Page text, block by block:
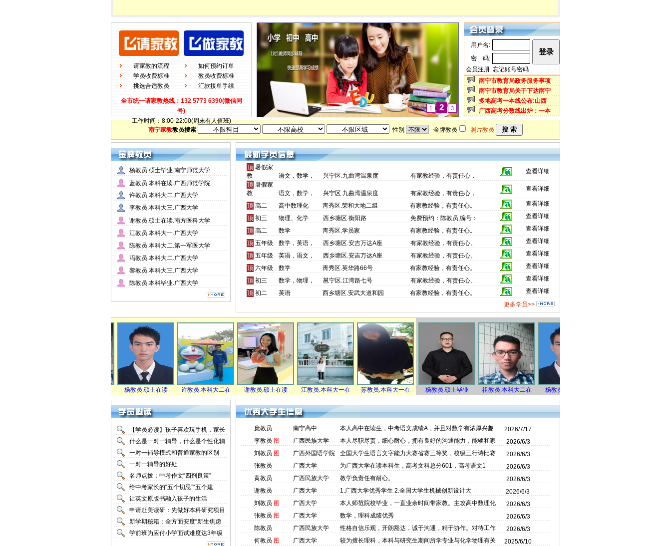
请家教的流程
学员收费标准
挑选合适教员
如何预约订单
教员收费标准
汇款接单手续
全市统一请家教热线：132 5773 6390(微信同
号)
工作时间：8:00-22:00(周末有人值班)
1 2 3
用户名:
密 码:
会员注册 忘记账号密码
南宁市教育局政务服务事项
南宁市教育局关于下达南宁
多地高考一本线公布:山西
广西高考分数线出炉：一本
南宁家教教员搜索 性别 金牌教员 照片教员
杨教员.硕士毕业.南宁师范大学
蓝教员.本科在读.广西师范学院
许教员.本科大二.广西大学
李教员.本科大三.广西大学
谢教员.硕士在读.南方医科大学
江教员.本科大一.广西大学
陈教员.本科大二.第一军医大学
冯教员.本科大二.广西大学
黎教员.本科大三.广西大学
陈教员.本科毕业.广西大学
顶 暑假家
教
语文，数学， 兴宁区.九曲湾温泉度 有家教经验，有责任心，
查看详细
顶 暑假家
教
语文，数学， 兴宁区.九曲湾温泉度 有家教经验，有责任心，
查看详细
顶 高二 高中数理化 靑秀区.荣和大地二组 有家教经验，有责任心。 查看详细
顶 初三 物理、化学 西乡塘区.衡阳路 免费预约：陈教员,编号： 查看详细
顶 高二 数学 靑秀区.学员家 有家教经验，有责任心。 查看详细
顶 五年级 数学，英语， 西乡塘区.安吉万达A座 有家教经验，有责任心。 查看详细
顶 五年级 英语，语文， 西乡塘区.安吉万达A座 有家教经验，有责任心。 查看详细
顶 六年级 数学 靑秀区.英华路66号 有家教经验，有责任心。 查看详细
顶 初三 数学，物理， 邕宁区.江湾路七号 有家教经验，有责任心。 查看详细
顶 初二 英语 西乡塘区.安武大道和园 有家教经验，有责任心。
查看详细
更多学员>>
杨教员.硕士在读 许教员.本科大二在 谢教员.硕士在读 江教员.本科大一在 苏教员.本科大一在 杨教员.硕士毕业 祖教员.本科大二在 杨教员.硕士在读
【学员必读】孩子喜欢玩手机，家长
什么是一对一辅导，什么是个性化辅
一对一辅导模式和普通家教的区别
一对一辅导的好处
名师点拨：中考作文“四剂良策”
给中考家长的“五个切忌”“五个建
让英文原版书融入孩子的生活
申请赴美读研：先做好本科研究项目
新学期秘籍：全方面安度“新生焦虑
学前班为应付小学面试难度达3年级
庞教员 南宁高中 本人高中在读生，中考语文成绩A，并且对数学有浓厚兴趣
2026/7/17
李教员 图 广西民族大学 本人尽职尽责，细心耐心，拥有良好的沟通能力，能够和家
2026/6/3
刘教员 图 广西外国语学院 全国大学生语言文字能力大赛省赛三等奖，校级三行诗比赛
2026/6/3
张教员
广西大学 为广西大学在读本科生，高考文科总分601，高考语文1
2026/6/3
黄教员
广西民族大学 教学负责任有耐心。
2026/6/3
谢教员
广西大学 1.广西大学优秀学生 2.全国大学生机械创新设计大
2026/6/3
刘教员 图 广西大学 本人师范院校毕业，一直业余时间带家教。主攻高中数理化
2026/6/3
张教员 图 广西大学 数学，理科成绩优秀
2026/6/3
陈教员
广西民族大学 性格自信乐观，开朗豁达，诚于沟通，精于协作。对待工作
2026/6/3
何教员 图 广西大学 较为擅长理科，本科与研究生期间所学专业与化学物理有关
2025/6/10